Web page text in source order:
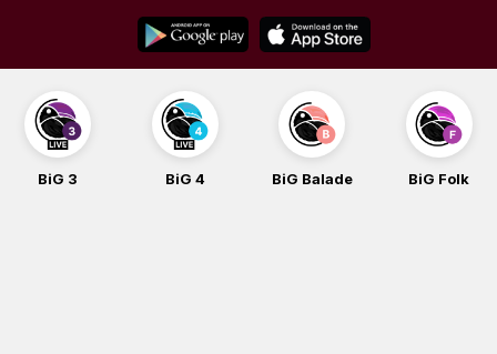
content
BiG 3 BiG 4 BiG Balade BiG Folk